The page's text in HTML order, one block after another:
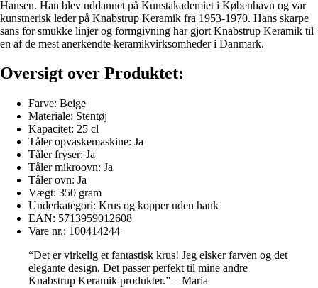
Hansen. Han blev uddannet på Kunstakademiet i København og var
kunstnerisk leder på Knabstrup Keramik fra 1953-1970. Hans skarpe
sans for smukke linjer og formgivning har gjort Knabstrup Keramik til
en af ​​de mest anerkendte keramikvirksomheder i Danmark.
Oversigt over Produktet:
Farve: Beige
Materiale: Stentøj
Kapacitet: 25 cl
Tåler opvaskemaskine: Ja
Tåler fryser: Ja
Tåler mikroovn: Ja
Tåler ovn: Ja
Vægt: 350 gram
Underkategori: Krus og kopper uden hank
EAN: 5713959012608
Vare nr.: 100414244
“Det er virkelig et fantastisk krus! Jeg elsker farven og det
elegante design. Det passer perfekt til mine andre
Knabstrup Keramik produkter.” – Maria